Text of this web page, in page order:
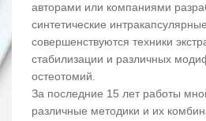
авторами или компаниями
синтетические
совершенствуются техники
стабилизации и различных
остеотомий.
За последние 15 лет работы
различные методики и их